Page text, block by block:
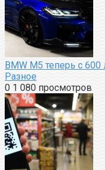
BMW M5 теперь с
Разное
0 1 080 просмотров